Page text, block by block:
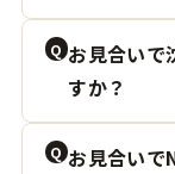
Q お見合いで
すか？
Q お見合いで